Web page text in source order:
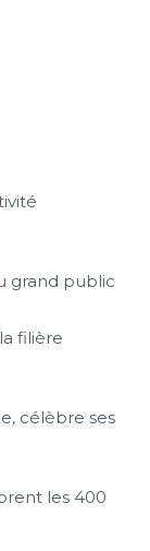
grand public
filière
célèbre ses
les 400